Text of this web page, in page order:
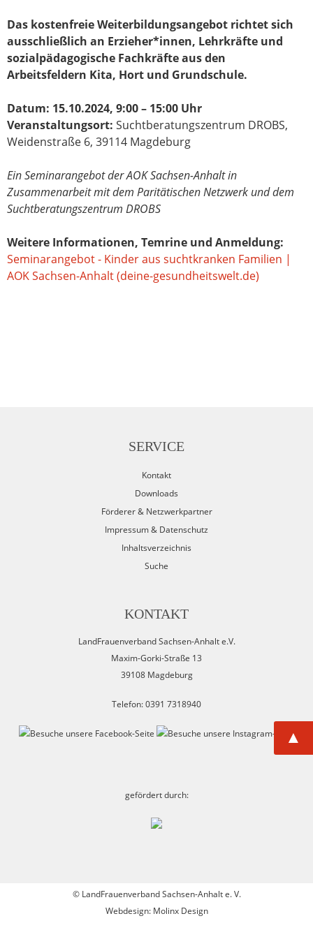
Das kostenfreie Weiterbildungsangebot richtet sich
ausschließlich an Erzieher*innen, Lehrkräfte und
sozialpädagogische Fachkräfte aus den
Arbeitsfeldern Kita, Hort und Grundschule.
Datum: 15.10.2024, 9:00 – 15:00 Uhr
Veranstaltungsort: Suchtberatungszentrum DROBS,
Weidenstraße 6, 39114 Magdeburg
Ein Seminarangebot der AOK Sachsen-Anhalt in
Zusammenarbeit mit dem Paritätischen Netzwerk und dem
Suchtberatungszentrum DROBS
Weitere Informationen, Temrine und Anmeldung:
Seminarangebot - Kinder aus suchtkranken Familien |
AOK Sachsen-Anhalt (deine-gesundheitswelt.de)
SERVICE
Kontakt
Downloads
Förderer & Netzwerkpartner
Impressum & Datenschutz
Inhaltsverzeichnis
Suche
KONTAKT
LandFrauenverband Sachsen-Anhalt e.V.
Maxim-Gorki-Straße 13
39108 Magdeburg
Telefon: 0391 7318940
gefördert durch:
▲
© LandFrauenverband Sachsen-Anhalt e. V.
Webdesign: Molinx Design